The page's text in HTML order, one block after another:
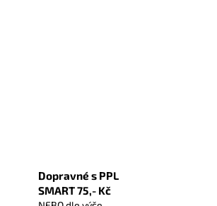
Dopravné s PPL
SMART 75,- Kč